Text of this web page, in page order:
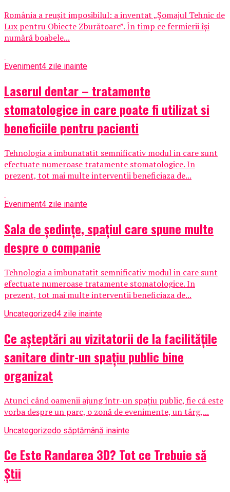
România a reușit imposibilul: a inventat „Șomajul Tehnic de
Lux pentru Obiecte Zburătoare”. În timp ce fermierii își
numără boabele...
Eveniment4 zile inainte
Laserul dentar – tratamente
stomatologice in care poate fi utilizat si
beneficiile pentru pacienti
Tehnologia a imbunatatit semnificativ modul in care sunt
efectuate numeroase tratamente stomatologice. In
prezent, tot mai multe interventii beneficiaza de...
Eveniment4 zile inainte
Sala de ședințe, spațiul care spune multe
despre o companie
Tehnologia a imbunatatit semnificativ modul in care sunt
efectuate numeroase tratamente stomatologice. In
prezent, tot mai multe interventii beneficiaza de...
Uncategorized4 zile inainte
Ce așteptări au vizitatorii de la facilitățile
sanitare dintr-un spațiu public bine
organizat
Atunci când oamenii ajung într-un spațiu public, fie că este
vorba despre un parc, o zonă de evenimente, un târg,...
Uncategorizedo săptămână inainte
Ce Este Randarea 3D? Tot ce Trebuie să
Știi